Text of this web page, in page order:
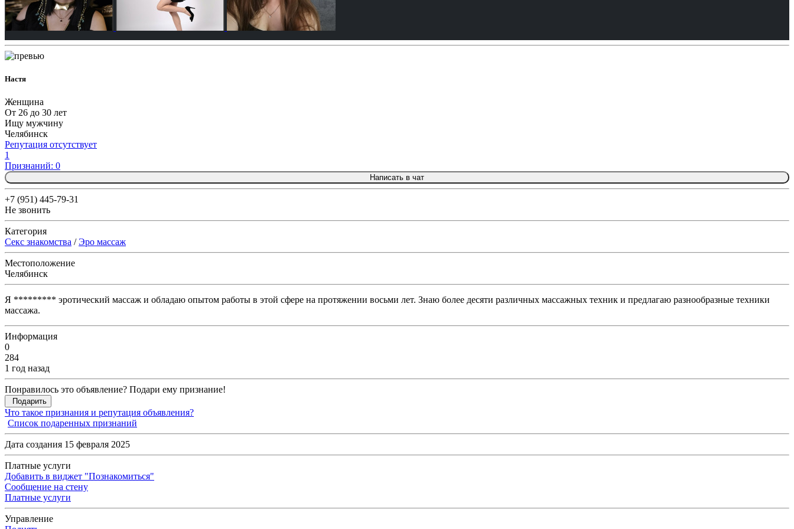
Настя
Женщина
От 26 до 30 лет
Ищу мужчину
Челябинск
Репутация отсутствует
1
Признаний: 0
Написать в чат
+7 (951) 445-79-31
Не звонить
Категория
Секс знакомства /Эро массаж
Местоположение
Челябинск
Я ********* эротический массаж и обладаю опытом работы в этой сфере на протяжении восьми лет. Знаю более десяти различных массажных техник и предлагаю разнообразные техники
массажа.
Информация
0
284
1 год назад
Понравилось это объявление? Подари ему признание!
Подарить
Что такое признания и репутация объявления?
Список подаренных признаний
Дата создания 15 февраля 2025
Платные услуги
Добавить в виджет "Познакомиться"
Сообщение на стену
Платные услуги
Управление